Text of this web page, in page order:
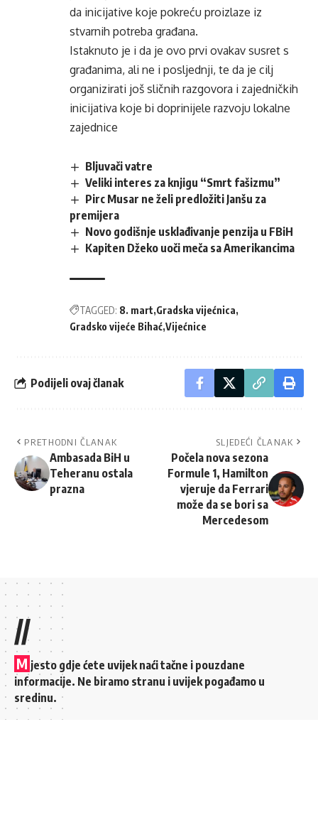
da inicijative koje pokreću proizlaze iz
stvarnih potreba građana.
Istaknuto je i da je ovo prvi ovakav susret s
građanima, ali ne i posljednji, te da je cilj
organizirati još sličnih razgovora i zajedničkih
inicijativa koje bi doprinijele razvoju lokalne
zajednice
Bljuvači vatre
Veliki interes za knjigu “Smrt fašizmu”
Pirc Musar ne želi predložiti Janšu za
premijera
Novo godišnje usklađivanje penzija u FBiH
Kapiten Džeko uoči meča sa Amerikancima
TAGGED: 8. mart Gradska vijećnica
Gradsko vijeće Bihać Vijećnice
Podijeli ovaj članak
PRETHODNI ČLANAK
Ambasada BiH u
Teheranu ostala
prazna
SLJEDEĆI ČLANAK
Počela nova sezona
Formule 1, Hamilton
vjeruje da Ferrari
može da se bori sa
Mercedesom
//
M jesto gdje ćete uvijek naći tačne i pouzdane
informacije. Ne biramo stranu i uvijek pogađamo u
sredinu.